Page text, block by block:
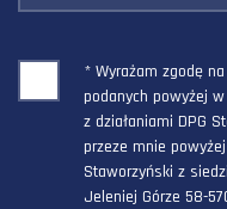
* Wyrażam zgodę
podanych powyżej
z działaniami DPG
przeze mnie
Staworzyński z
Jeleniej Górze 58-